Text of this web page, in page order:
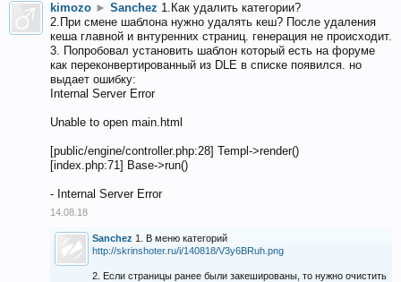
kimozo ► Sanchez 1.Как удалить категории?
2.При смене шаблона нужно удалять кеш? После удаления
кеша главной и внтуренних страниц. генерация не происходит.
3. Попробовал установить шаблон который есть на форуме
как переконвертированный из DLE в списке появился. но
выдает ошибку:
Internal Server Error
Unable to open main.html
[public/engine/controller.php:28] Templ->render()
[index.php:71] Base->run()
- Internal Server Error
14.08.18
Sanchez 1. В меню категорий
http://skrinshoter.ru/i/140818/V3y6BRuh.png
2. Если страницы ранее были закешированы, то нужно очистить